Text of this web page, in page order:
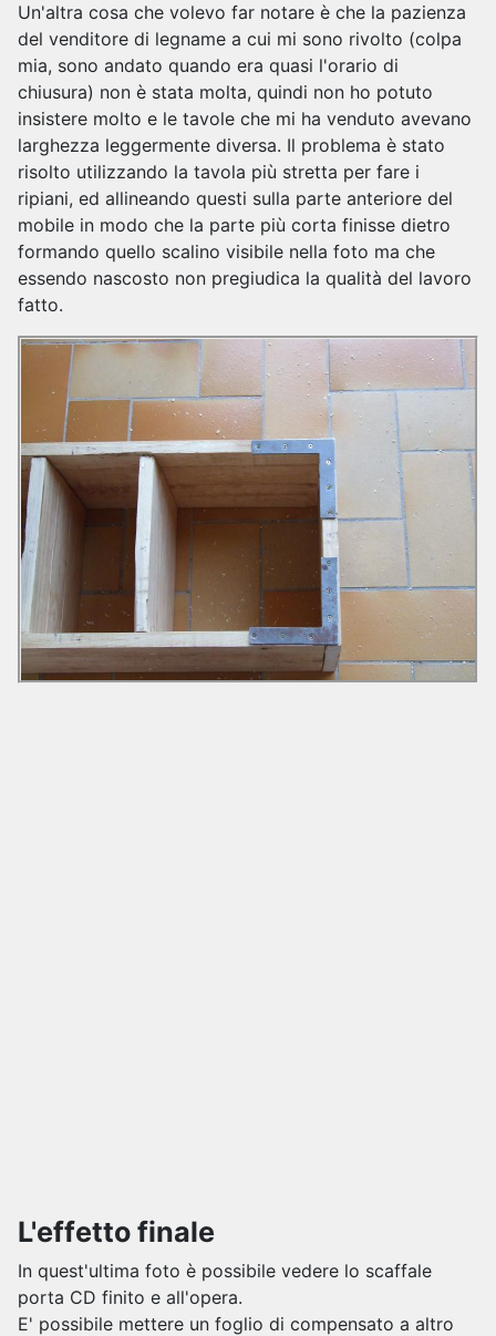
Un'altra cosa che volevo far notare è che la pazienza
del venditore di legname a cui mi sono rivolto (colpa
mia, sono andato quando era quasi l'orario di
chiusura) non è stata molta, quindi non ho potuto
insistere molto e le tavole che mi ha venduto avevano
larghezza leggermente diversa. Il problema è stato
risolto utilizzando la tavola più stretta per fare i
ripiani, ed allineando questi sulla parte anteriore del
mobile in modo che la parte più corta finisse dietro
formando quello scalino visibile nella foto ma che
essendo nascosto non pregiudica la qualità del lavoro
fatto.
L'effetto finale
In quest'ultima foto è possibile vedere lo scaffale
porta CD finito e all'opera.
E' possibile mettere un foglio di compensato a altro